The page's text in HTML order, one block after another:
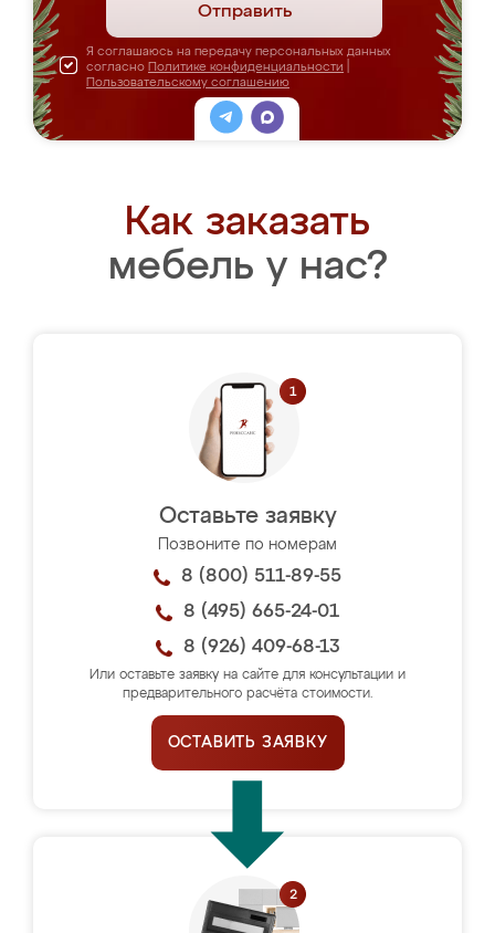
Отправить
Я соглашаюсь на передачу персональных данных
согласно Политике конфиденциальности
Пользовательскому соглашению
Как заказать
мебель у нас?
Оставьте заявку
Позвоните по номерам
8 (800) 511-89-55
8 (495) 665-24-01
8 (926) 409-68-13
Или оставьте заявку на сайте для консультации и
предварительного расчёта стоимости.
ОСТАВИТЬ ЗАЯВКУ